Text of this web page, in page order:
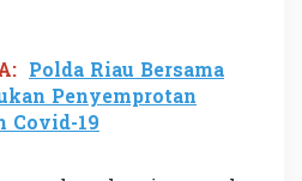
Polda Riau Bersama
Penyemprotan
Covid-19